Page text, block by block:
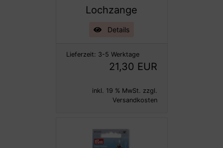
Lochzange
Details
Lieferzeit: 3-5 Werktage
21,30 EUR
inkl. 19 % MwSt. zzgl.
Versandkosten